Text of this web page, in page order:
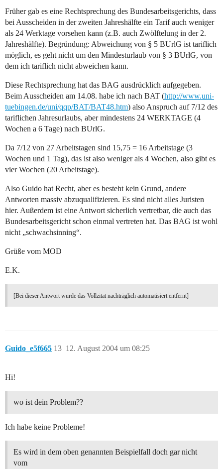
Früher gab es eine Rechtsprechung des Bundesarbeitsgerichts, dass
bei Ausscheiden in der zweiten Jahreshälfte ein Tarif auch weniger
als 24 Werktage vorsehen kann (z.B. auch Zwölftelung in der 2.
Jahreshälfte). Begründung: Abweichung von § 5 BUrlG ist tariflich
möglich, es geht nicht um den Mindesturlaub von § 3 BUrlG, von
dem ich tariflich nicht abweichen kann.
Diese Rechtsprechung hat das BAG ausdrücklich aufgegeben.
Beim Ausscheiden am 14.08. habe ich nach BAT (http://www.uni-
tuebingen.de/uni/qqp/BAT/BAT48.htm) also Anspruch auf 7/12 des
tariflichen Jahresurlaubs, aber mindestens 24 WERKTAGE (4
Wochen a 6 Tage) nach BUrlG.
Da 7/12 von 27 Arbeitstagen sind 15,75 = 16 Arbeitstage (3
Wochen und 1 Tag), das ist also weniger als 4 Wochen, also gibt es
vier Wochen (20 Arbeitstage).
Also Guido hat Recht, aber es besteht kein Grund, andere
Antworten massiv abzuqualifizieren. Es sind nicht alles Juristen
hier. Außerdem ist eine Antwort sicherlich vertretbar, die auch das
Bundesarbeitsgericht schon einmal vertreten hat. Das BAG ist wohl
nicht „schwachsinning“.
Grüße vom MOD
E.K.
[Bei dieser Antwort wurde das Vollzitat nachträglich automatisiert entfernt]
Guido_e5f665 12. August 2004 um 08:25
13
Hi!
wo ist dein Problem??
Ich habe keine Probleme!
Es wird in dem oben genannten Beispielfall doch gar nicht
vom